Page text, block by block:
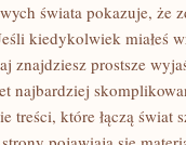
świata pokazuje, że
kiedykolwiek miałeś
znajdziesz prostsze
najbardziej
treści, które łączą świat